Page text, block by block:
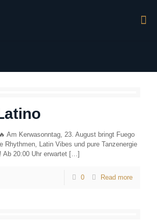
Am Kerwasonntag, 23. August bringt Fuego
Rhythmen, Latin Vibes und pure Tanzenergie
Ab 20:00 Uhr erwartet […]
0 Read more